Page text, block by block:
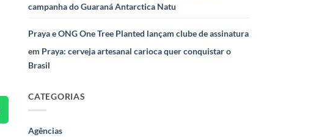
campanha do Guaraná Antarctica Natu
Praya e ONG One Tree Planted lançam clube de assinatura
em Praya: cerveja artesanal carioca quer conquistar o
Brasil
CATEGORIAS
Agências